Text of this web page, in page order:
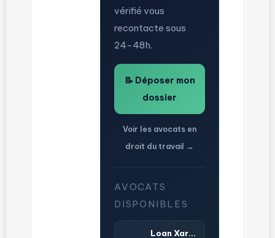
vérifié vous
recontacte sous
24-48h.
📝 Déposer mon
dossier
Voir les avocats en
droit du travail →
AVOCATS
DISPONIBLES
Loan Xardel